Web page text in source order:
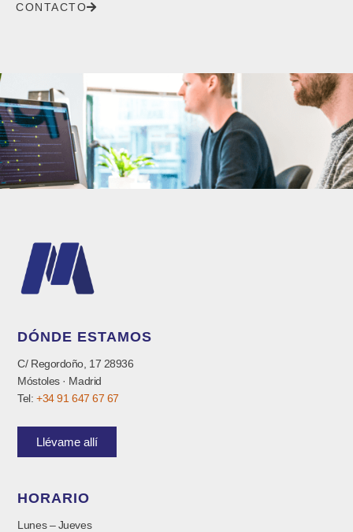
CONTACTO
DÓNDE ESTAMOS
C/ Regordoño, 17 28936
Móstoles · Madrid
Tel:+34 91 647 67 67
Llévame allí
HORARIO
Lunes – Jueves